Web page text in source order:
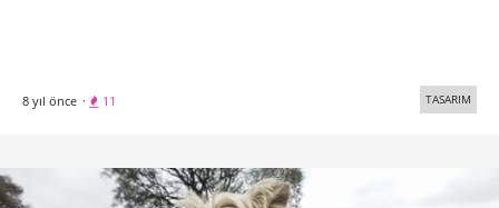
8 yıl önce · 11 TASARIM